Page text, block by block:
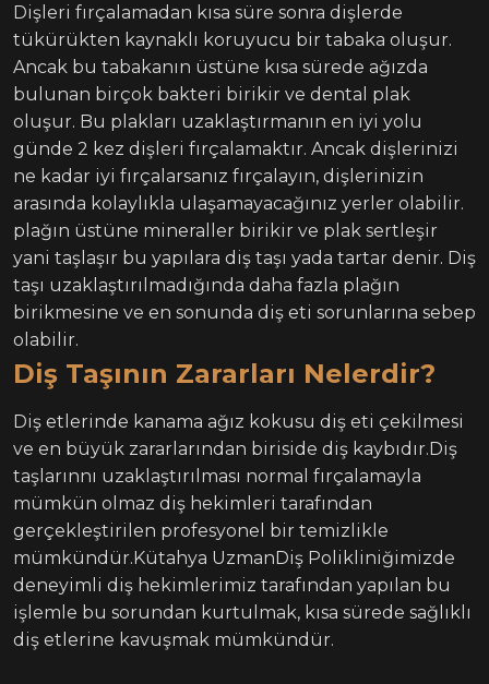
Dişleri fırçalamadan kısa süre sonra dişlerde
tükürükten kaynaklı koruyucu bir tabaka oluşur.
Ancak bu tabakanın üstüne kısa sürede ağızda
bulunan birçok bakteri birikir ve dental plak
oluşur. Bu plakları uzaklaştırmanın en iyi yolu
günde 2 kez dişleri fırçalamaktır. Ancak dişlerinizi
ne kadar iyi fırçalarsanız fırçalayın, dişlerinizin
arasında kolaylıkla ulaşamayacağınız yerler olabilir.
plağın üstüne mineraller birikir ve plak sertleşir
yani taşlaşır bu yapılara diş taşı yada tartar denir. Diş
taşı uzaklaştırılmadığında daha fazla plağın
birikmesine ve en sonunda diş eti sorunlarına sebep
olabilir.
Diş Taşının Zararları Nelerdir?
Diş etlerinde kanama ağız kokusu diş eti çekilmesi
ve en büyük zararlarından biriside diş kaybıdır.Diş
taşlarınnı uzaklaştırılması normal fırçalamayla
mümkün olmaz diş hekimleri tarafından
gerçekleştirilen profesyonel bir temizlikle
mümkündür.Kütahya UzmanDiş Polikliniğimizde
deneyimli diş hekimlerimiz tarafından yapılan bu
işlemle bu sorundan kurtulmak, kısa sürede sağlıklı
diş etlerine kavuşmak mümkündür.